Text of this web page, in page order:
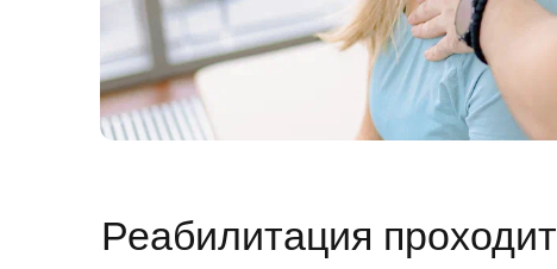
Реабилитация проходит